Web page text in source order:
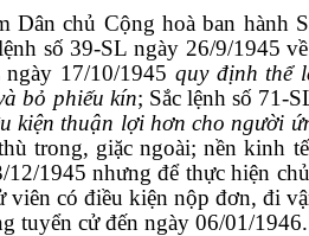
chủ Cộng hoà ban hành
số 39-SL ngày 26/9/1945 về
17/10/1945 quy định thể
bỏ phiếu kín; Sắc lệnh số 71-
kiện thuận lợi hơn cho người
trong, giặc ngoài; nền kinh
1945 nhưng để thực hiện
viên có điều kiện nộp đơn, đi
tuyển cử đến ngày 06/01/1946.